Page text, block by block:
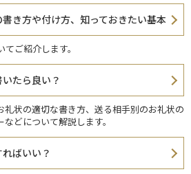
き方や付け方、知っておきたい基本
ご紹介します。
たら良い？
礼状の適切な書き方、送る相手別のお礼状の
どについて解説します。
ばいい？